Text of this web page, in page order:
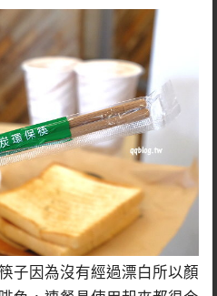
子因為沒有經過漂白所以顏